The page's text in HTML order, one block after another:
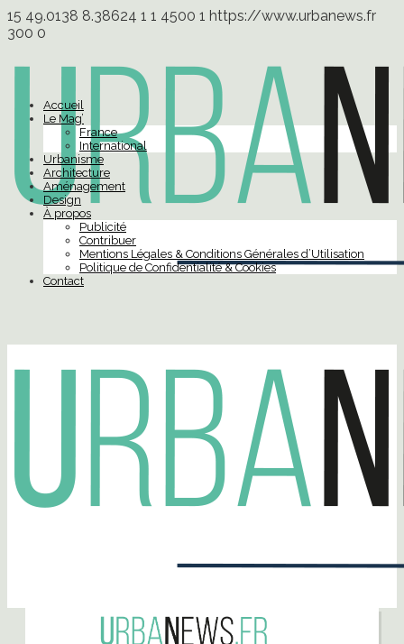
15 49.0138 8.38624 1 1 4500 1 https://www.urbanews.fr
300 0
Accueil
Le Mag’
France
International
Urbanisme
Architecture
Aménagement
Design
À propos
Publicité
Contribuer
Mentions Légales & Conditions Générales d’Utilisation
Politique de Confidentialité & Cookies
Contact